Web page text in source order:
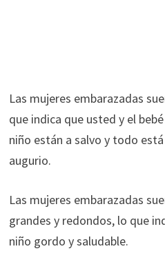
Las mujeres embarazadas
que indica que usted y el
niño están a salvo y todo
augurio.
Las mujeres embarazadas
grandes y redondos, lo que
niño gordo y saludable.